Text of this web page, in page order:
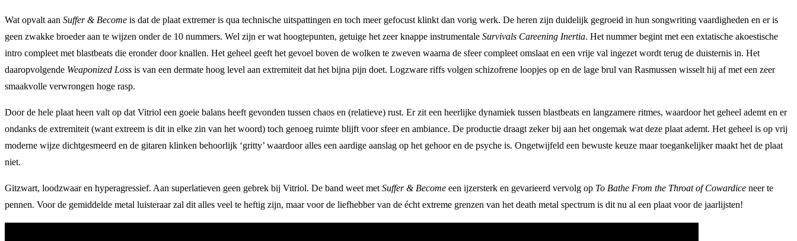
Wat opvalt aan Suffer & Become is dat de plaat extremer is qua technische uitspattingen en toch meer gefocust klinkt dan vorig werk. De heren zijn duidelijk gegroeid in hun songwriting vaardigheden en er is
geen zwakke broeder aan te wijzen onder de 10 nummers. Wel zijn er wat hoogtepunten, getuige het zeer knappe instrumentale Survivals Careening Inertia. Het nummer begint met een extatische akoestische
intro compleet met blastbeats die eronder door knallen. Het geheel geeft het gevoel boven de wolken te zweven waarna de sfeer compleet omslaat en een vrije val ingezet wordt terug de duisternis in. Het
daaropvolgende Weaponized Loss is van een dermate hoog level aan extremiteit dat het bijna pijn doet. Logzware riffs volgen schizofrene loopjes op en de lage brul van Rasmussen wisselt hij af met een zeer
smaakvolle verwrongen hoge rasp.
Door de hele plaat heen valt op dat Vitriol een goeie balans heeft gevonden tussen chaos en (relatieve) rust. Er zit een heerlijke dynamiek tussen blastbeats en langzamere ritmes, waardoor het geheel ademt en er
ondanks de extremiteit (want extreem is dit in elke zin van het woord) toch genoeg ruimte blijft voor sfeer en ambiance. De productie draagt zeker bij aan het ongemak wat deze plaat ademt. Het geheel is op vrij
moderne wijze dichtgesmeerd en de gitaren klinken behoorlijk ‘gritty’ waardoor alles een aardige aanslag op het gehoor en de psyche is. Ongetwijfeld een bewuste keuze maar toegankelijker maakt het de plaat
niet.
Gitzwart, loodzwaar en hyperagressief. Aan superlatieven geen gebrek bij Vitriol. De band weet met Suffer & Become een ijzersterk en gevarieerd vervolg op To Bathe From the Throat of Cowardice neer te
pennen. Voor de gemiddelde metal luisteraar zal dit alles veel te heftig zijn, maar voor de liefhebber van de écht extreme grenzen van het death metal spectrum is dit nu al een plaat voor de jaarlijsten!